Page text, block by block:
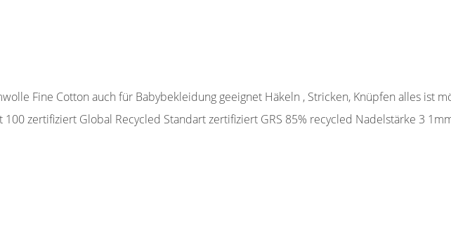
Fine Cotton auch für Babybekleidung geeignet Häkeln , Stricken, Knüpfen alles ist
zertifiziert Global Recycled Standart zertifiziert GRS 85% recycled Nadelstärke 3